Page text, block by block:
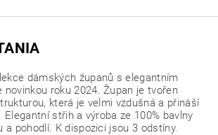
dámských županů s elegantním
novinkou roku 2024. Župan je tvořen
která je velmi vzdušná a přináší
střih a výroba ze 100% bavlny
a pohodlí. K dispozici jsou 3 odstíny.